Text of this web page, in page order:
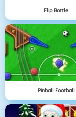
Flip Bottle
Pinball Football